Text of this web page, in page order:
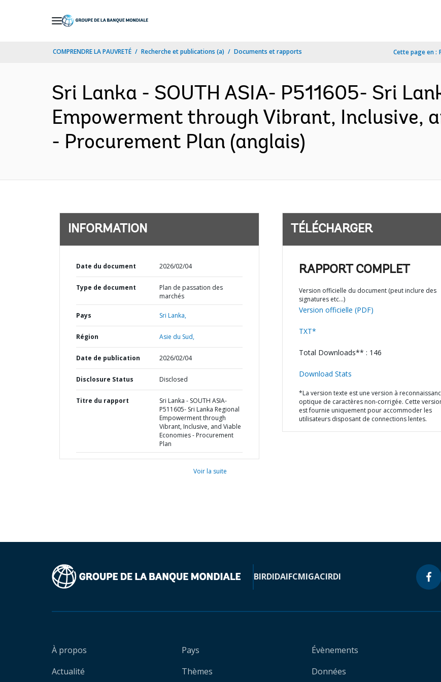
COMPRENDRE LA PAUVRETÉ Recherche et publications (a) Documents et rapports Cette page en :
Sri Lanka - SOUTH ASIA- P511605- Sri
Empowerment through Vibrant, Inclusive,
- Procurement Plan (anglais)
INFORMATION
Date du document 2026/02/04
Type de document
Plan de passation des
marchés
Pays Sri Lanka,
Région Asie du Sud,
Date de publication 2026/02/04
Disclosure Status Disclosed
Titre du rapport
Sri Lanka - SOUTH ASIA-
P511605- Sri Lanka Regional
Empowerment through
Vibrant, Inclusive, and Viable
Economies - Procurement
Plan
Voir la suite
TÉLÉCHARGER
RAPPORT COMPLET
Version officielle du document (peut inclure des
signatures etc…)
Version officielle (PDF)
TXT*
Total Downloads** : 146
Download Stats
*La version texte est une version à
optique de caractères non-corrigée. Cette
est fournie uniquement pour accommoder les
utilisateurs disposant de connections lentes.
BIRDIDAIFCMIGACIRDI
À propos
Actualité
Pays
Thèmes
Évènements
Données